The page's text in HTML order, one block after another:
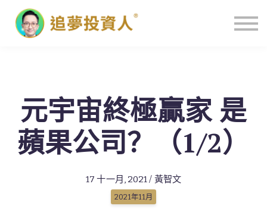
主頁
元宇宙終極贏家 是
蘋果公司？（1/2）
17 十一月, 2021 / 黃智文
2021年11月